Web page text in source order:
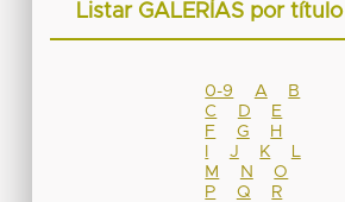
Listar GALERÍAS por título
0-9 A
B
C
D
E
F
G
H
J K
M
N
O
P
Q
R